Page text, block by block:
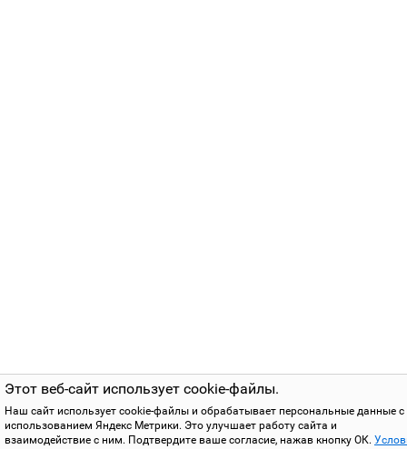
Этот веб-сайт использует cookie-файлы.
Наш сайт использует cookie-файлы и обрабатывает персональные данные с
использованием Яндекс Метрики. Это улучшает работу сайта и
взаимодействие с ним. Подтвердите ваше согласие, нажав кнопку ОК.